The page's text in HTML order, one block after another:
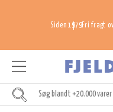
Siden 1979Fri fragt